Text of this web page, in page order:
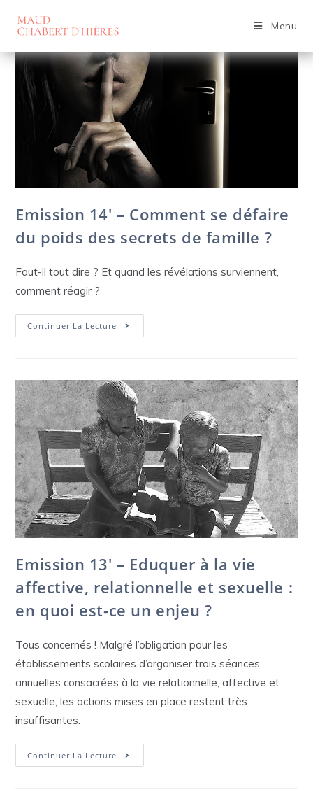
Menu
Emission 14′ – Comment se défaire
du poids des secrets de famille ?
Faut-il tout dire ? Et quand les révélations surviennent,
comment réagir ?
Continuer La Lecture Emission
14′
Du
Poids
Des
Secrets
De
Famille
?
Emission 13′ – Eduquer à la vie
affective, relationnelle et sexuelle :
en quoi est-ce un enjeu ?
Tous concernés ! Malgré l’obligation pour les
établissements scolaires d’organiser trois séances
annuelles consacrées à la vie relationnelle, affective et
sexuelle, les actions mises en place restent très
insuffisantes.
Continuer La Lecture Emission
13′